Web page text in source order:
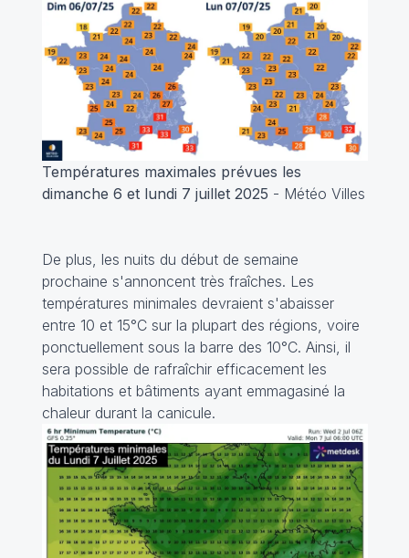
Températures maximales prévues les
dimanche 6 et lundi 7 juillet 2025 - Météo Villes
De plus, les nuits du début de semaine
prochaine s'annoncent très fraîches. Les
températures minimales devraient s'abaisser
entre 10 et 15°C sur la plupart des régions, voire
ponctuellement sous la barre des 10°C. Ainsi, il
sera possible de rafraîchir efficacement les
habitations et bâtiments ayant emmagasiné la
chaleur durant la canicule.